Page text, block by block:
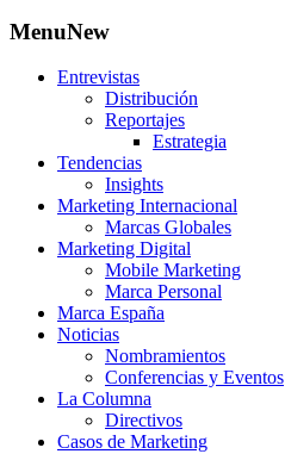
MenuNew
Entrevistas
Distribución
Reportajes
Estrategia
Tendencias
Insights
Marketing Internacional
Marcas Globales
Marketing Digital
Mobile Marketing
Marca Personal
Marca España
Noticias
Nombramientos
Conferencias y Eventos
La Columna
Directivos
Casos de Marketing